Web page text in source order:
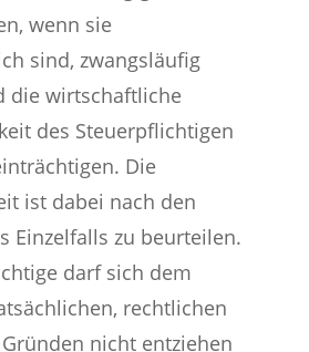
wenn sie
sind, zwangsläufig
die wirtschaftliche
des Steuerpflichtigen
Die
ist dabei nach den
Einzelfalls zu beurteilen.
darf sich dem
rechtlichen
nicht entziehen